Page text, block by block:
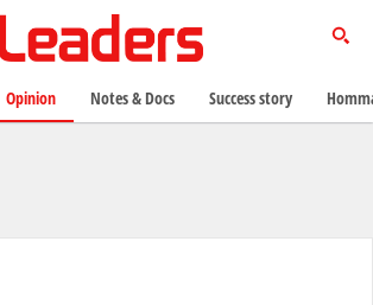
Opinion Notes & Docs Success story